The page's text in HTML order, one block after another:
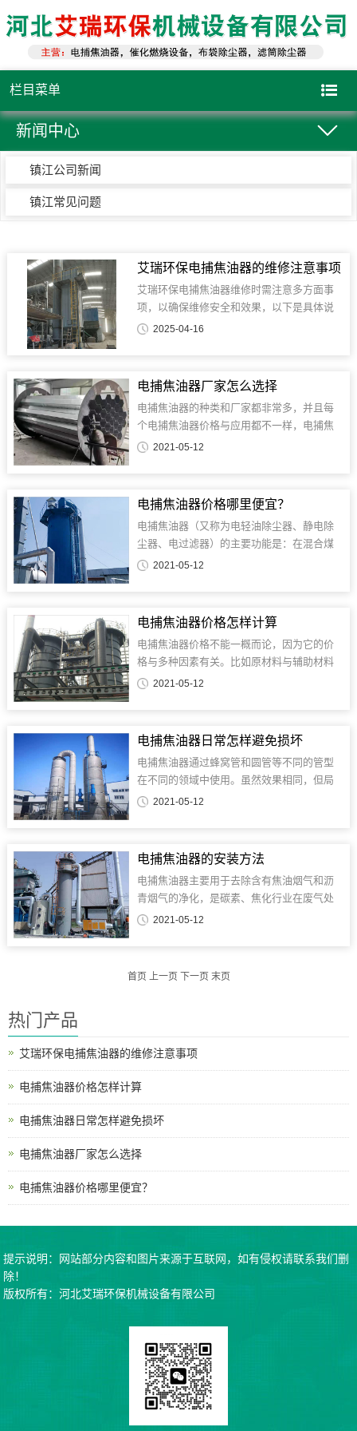
栏目菜单
新闻中心
镇江公司新闻
镇江常见问题
艾瑞环保电捕焦油器的维修注意事项
艾瑞环保电捕焦油器维修时需注意多方面事
项，以确保维修安全和效果，以下是具体说
明： 1. 安全断电与接地：维修前务必切断电
设备接地，接地电阻要符合安全标准。......
2025-04-16
电捕焦油器厂家怎么选择
电捕焦油器的种类和厂家都非常多，并且每
个电捕焦油器价格与应用都不一样，电捕焦
油器厂家所生产出的产品与优势也各不相
那？......
2021-05-12
电捕焦油器价格哪里便宜？
电捕焦油器（又称为电轻油除尘器、静电除
尘器、电过滤器）的主要功能是：在混合煤
气攻击炉的生产过程中，使用烟煤的加油站
2021-05-12
电捕焦油器价格怎样计算
电捕焦油器价格​不能一概而论，因为它的价
格与多种因素有关。比如原材料与辅助材料
价格，根据烟气温度不同所使用的材质也各
2021-05-12
电捕焦油器日常怎样避免损坏
电捕焦油器通过蜂窝管和圆管等不同的管型
在不同的领域中使用。虽然效果相同，但局
部应用和使用方法不同。......
2021-05-12
电捕焦油器的安装方法
​电捕焦油器主要用于去除含有焦油烟气和沥
青烟气的净化，是碳素、焦化行业在废气处
理领域的标准配置。......
2021-05-12
首页 上一页 下一页 末页
热门产品
艾瑞环保电捕焦油器的维修注意事项
电捕焦油器价格怎样计算
电捕焦油器日常怎样避免损坏
电捕焦油器厂家怎么选择
电捕焦油器价格哪里便宜？
提示说明：网站部分内容和图片来源于互联网，如有侵权请联系我们删
除！
版权所有：河北艾瑞环保机械设备有限公司